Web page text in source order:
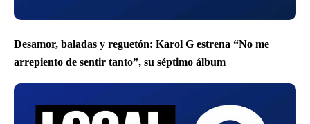
Desamor, baladas y reguetón: Karol G estrena “No me
arrepiento de sentir tanto”, su séptimo álbum